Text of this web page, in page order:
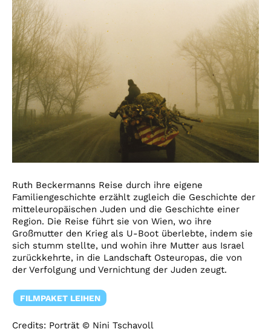
Ruth Beckermanns Reise durch ihre eigene
Familiengeschichte erzählt zugleich die Geschichte der
mitteleuropäischen Juden und die Geschichte einer
Region. Die Reise führt sie von Wien, wo ihre
Großmutter den Krieg als U-Boot überlebte, indem sie
sich stumm stellte, und wohin ihre Mutter aus Israel
zurückkehrte, in die Landschaft Osteuropas, die von
der Verfolgung und Vernichtung der Juden zeugt.
FILMPAKET LEIHEN
Credits: Porträt © Nini Tschavoll